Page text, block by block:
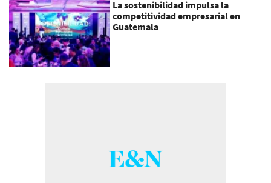
La sostenibilidad impulsa la
competitividad empresarial en
Guatemala